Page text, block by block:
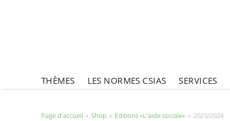
THÈMES LES NORMES CSIAS SERVICES
Page d'accueil » Shop » Editions «L'aide sociale» » 2023/2024